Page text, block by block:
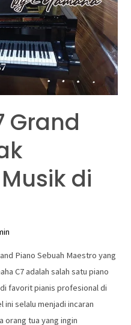
Grand
di
Piano Sebuah Maestro yang
C7 adalah salah satu piano
favorit pianis profesional di
ini selalu menjadi incaran
orang tua yang ingin